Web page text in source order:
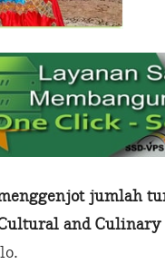
jumlah
and